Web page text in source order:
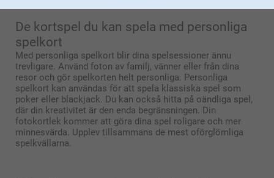
De kortspel du kan spela med personliga
spelkort
Med personliga spelkort blir dina spelsessioner ännu
trevligare. Använd foton av familj, vänner eller från dina
resor och gör spelkorten helt personliga. Personliga
spelkort kan användas för att spela klassiska spel som
poker eller blackjack. Du kan också hitta på oändliga spel,
där din kreativitet är den enda begränsningen. Din
fotokortlek kommer att göra dina spel roligare och mer
minnesvärda. Upplev tillsammans de mest oförglömliga
spelkvällarna.